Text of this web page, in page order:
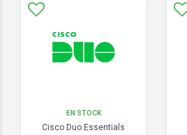
EN STOCK
Cisco Duo Essentials